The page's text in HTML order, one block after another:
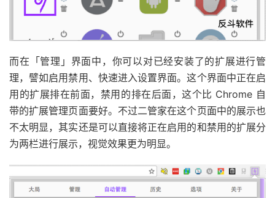
而在「管理」界面中，你可以对已经安装了的扩展进行管
理，譬如启用禁用、快速进入设置界面。这个界面中正在启
用的扩展排在前面，禁用的排在后面，这个比 Chrome 自
带的扩展管理页面要好。不过二管家在这个页面中的展示也
不太明显，其实还是可以直接将正在启用的和禁用的扩展分
为两栏进行展示，视觉效果更为明显。